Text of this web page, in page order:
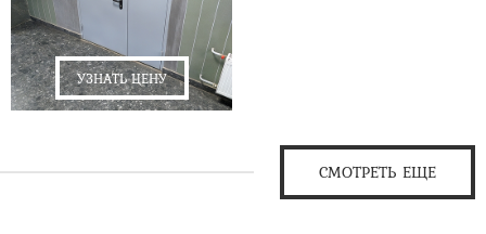
УЗНАТЬ ЦЕНУ
СМОТРЕТЬ ЕЩЕ